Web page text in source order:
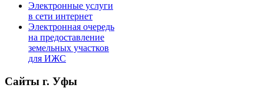
Электронные услуги
в сети интернет
Электронная очередь
на предоставление
земельных участков
для ИЖС
Сайты г. Уфы